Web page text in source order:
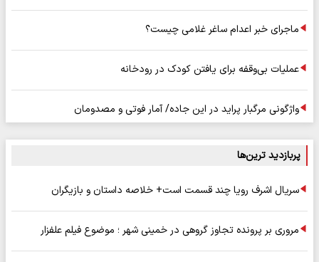
ماجرای خبر اعدام ساغر غلامی چیست؟
عملیات بی‌وقفه برای یافتن کودک در رودخانه
واژگونی مرگبار پراید در این جاده/ آمار فوتی و مصدومان
پربازدید ترین‌ها
سریال اشرف رویا چند قسمت است+ خلاصه داستان و بازیگران
مروری بر پرونده تجاوز گروهی در خمینی شهر ؛ موضوع فیلم علفزار